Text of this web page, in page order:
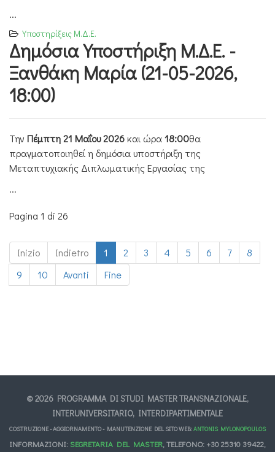
...
Υποστηρίξεις Μ.Δ.Ε.
Δημόσια Υποστήριξη Μ.Δ.Ε. -
Ξανθάκη Μαρία (21-05-2026,
18:00)
Την Πέμπτη 21 Μαΐου 2026και ώρα18:00θα
πραγματοποιηθεί η δημόσια υποστήριξη της
Μεταπτυχιακής Διπλωματικής Εργασίας της
...
Pagina 1 di 26
Inizio Indietro 1 2 3 4 5 6 7
8
9
10 Avanti Fine
© 2026 PROGRAMMA DI STUDI MASTER TRANSNAZIONALE,
INTERUNIVERSITARIO, INTERDIPARTIMENTALE
COSTRUZIONE - AGGIORNAMENTO - MANUTENZIONE DEL SITO WEB:ANTONIS MYLONOPOULOS
INFORMAZIONI:SEGRETARIA DEL MASTER , TELEFONO: +30 25310 39422,